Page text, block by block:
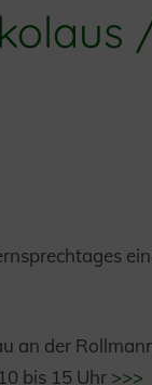
an der
bis 15 Uhr >>>